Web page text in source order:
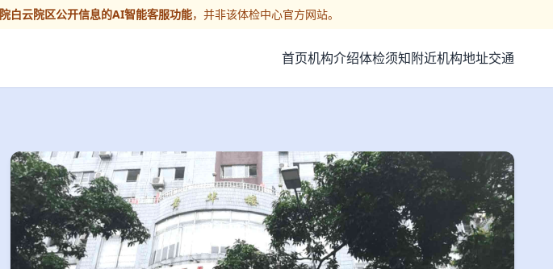
白云院区公开信息的AI智能客服功能，并非该体检中心官方网站。
首页机构介绍体检须知附近机构地址交通